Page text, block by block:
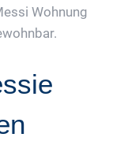
Wohnung